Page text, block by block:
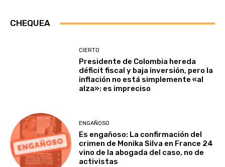
CHEQUEA
CIERTO
Presidente de Colombia hereda
déficit fiscal y baja inversión, pero la
inflación no está simplemente «al
alza»: es impreciso
ENGAÑOSO
Es engañoso: La confirmación del
crimen de Monika Silva en France 24
vino de la abogada del caso, no de
activistas